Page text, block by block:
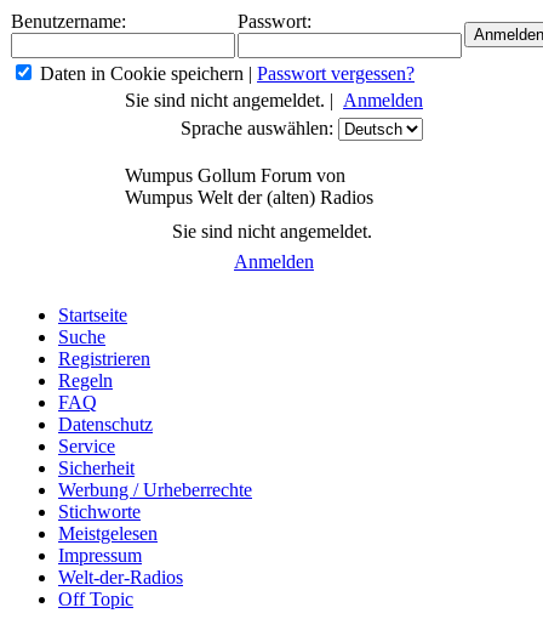
Benutzername: Passwort:
Daten in Cookie speichern | Passwort vergessen?
Sie sind nicht angemeldet. | Anmelden
Sprache auswählen:
Wumpus Gollum Forum von
Wumpus Welt der (alten) Radios
Sie sind nicht angemeldet.
Anmelden
Startseite
Suche
Registrieren
Regeln
FAQ
Datenschutz
Service
Sicherheit
Werbung / Urheberrechte
Stichworte
Meistgelesen
Impressum
Welt-der-Radios
Off Topic